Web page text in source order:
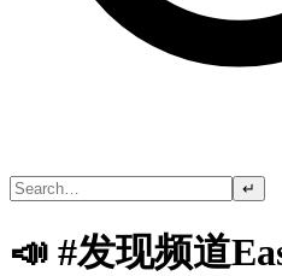
↵
📣 #发现频道